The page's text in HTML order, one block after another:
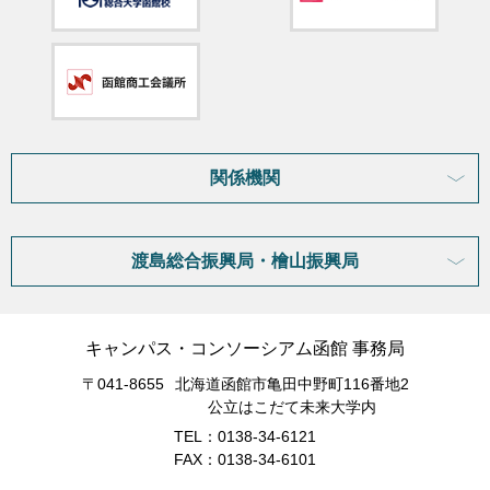
関係機関
渡島総合振興局・檜山振興局
キャンパス・コンソーシアム函館 事務局
〒041-8655
北海道函館市亀田中野町116番地2
公立はこだて未来大学内
TEL：0138-34-6121
FAX：0138-34-6101